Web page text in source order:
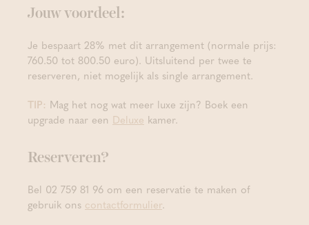
Jouw voordeel:
Je bespaart 28% met dit arrangement (normale prijs:
760.50 tot 800.50 euro). Uitsluitend per twee te
reserveren, niet mogelijk als single arrangement.
TIP: Mag het nog wat meer luxe zijn? Boek een
upgrade naar een Deluxe kamer.
Reserveren?
Bel 02 759 81 96 om een reservatie te maken of
gebruik ons contactformulier.